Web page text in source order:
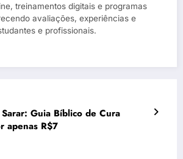
treinamentos digitais e programas
avaliações, experiências e
e profissionais.
Guia Bíblico de Cura
apenas R$7